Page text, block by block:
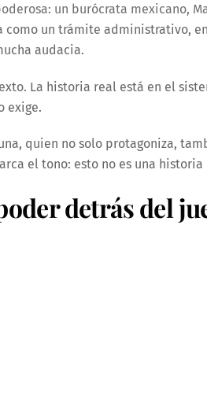
un burócrata mexicano,
como un trámite administrativo,
audacia.
La historia real está en el
exige.
quien no solo protagoniza,
el tono: esto no es una
detrás del